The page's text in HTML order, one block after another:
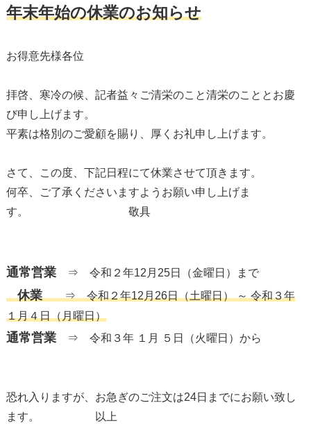
年末年始の休業のお知らせ
お得意先様各位
拝啓、寒冷の候、記者益々ご清栄のこと清栄のこととお慶
び申し上げます。
平素は格別のご愛顧を賜り、厚くお礼申し上げます。
さて、この度、下記日程にて休業させて頂きます。
何卒、ご了承くださいますようお願い申し上げま
す。 敬具
通常営業⇒ 令和２年12月25日（金曜日）まで
休業⇒ 令和２年12月26日（土曜日） ～ 令和３年
１月４日（月曜日）
通常営業⇒ 令和３年 １月 ５日（火曜日）から
恐れ入りますが、お急ぎのご注文は24日までにお願い致し
ます。 以上